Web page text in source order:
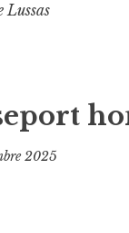
Lussas
2025